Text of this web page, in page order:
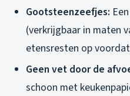
Gootsteenzeefjes:
(verkrijgbaar in maten
etensresten op
Geen vet door de
schoon met